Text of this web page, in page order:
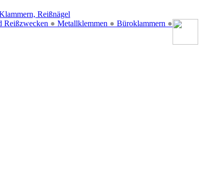
Reißnägel
Reißzwecken ● Metallklemmen ● Büroklammern ●